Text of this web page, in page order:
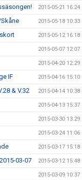
2015-05-21 16:24
2015-05-18 10:33
2015-05-12 16:18
2015-05-07 12:07
2015-04-20 12:29
IF 2015-04-16 15:10
& V.32 2015-04-14 10:38
2015-04-13 15:37
2015-03-30 13:29
2015-03-24 11:06
2015-03-17 15:18
03-07 2015-03-12 15:48
2015-03-09 10:37